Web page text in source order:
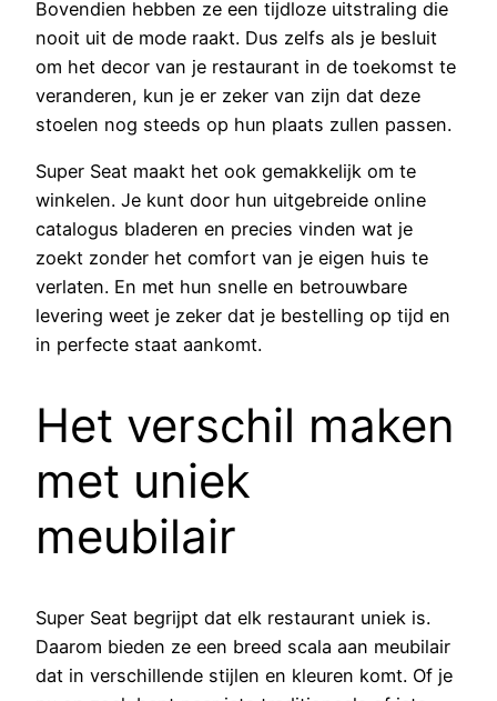
Bovendien hebben ze een tijdloze uitstraling die
nooit uit de mode raakt. Dus zelfs als je besluit
om het decor van je restaurant in de toekomst te
veranderen, kun je er zeker van zijn dat deze
stoelen nog steeds op hun plaats zullen passen.
Super Seat maakt het ook gemakkelijk om te
winkelen. Je kunt door hun uitgebreide online
catalogus bladeren en precies vinden wat je
zoekt zonder het comfort van je eigen huis te
verlaten. En met hun snelle en betrouwbare
levering weet je zeker dat je bestelling op tijd en
in perfecte staat aankomt.
Het verschil maken
met uniek
meubilair
Super Seat begrijpt dat elk restaurant uniek is.
Daarom bieden ze een breed scala aan meubilair
dat in verschillende stijlen en kleuren komt. Of je